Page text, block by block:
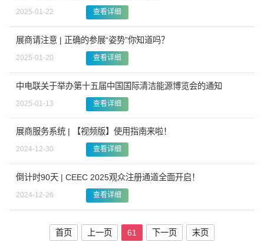
2025-01-22 查看详细
展商请注意 | 正确的参展“姿势”你知道吗？
2025-01-20 查看详细
中电联关于举办第十五届中国国际清洁能源博览会的通知
2025-01-13 查看详细
展商服务系统 | 【视频版】使用指南来啦！
2024-12-30 查看详细
倒计时90天 | CEEC 2025观众注册通道全面开启！
2024-12-26 查看详细
首页 上一页 61 下一页 末页